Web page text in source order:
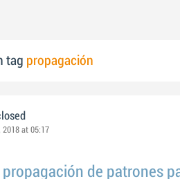
tag propagación
2018 at 05:17
propagación de patrones